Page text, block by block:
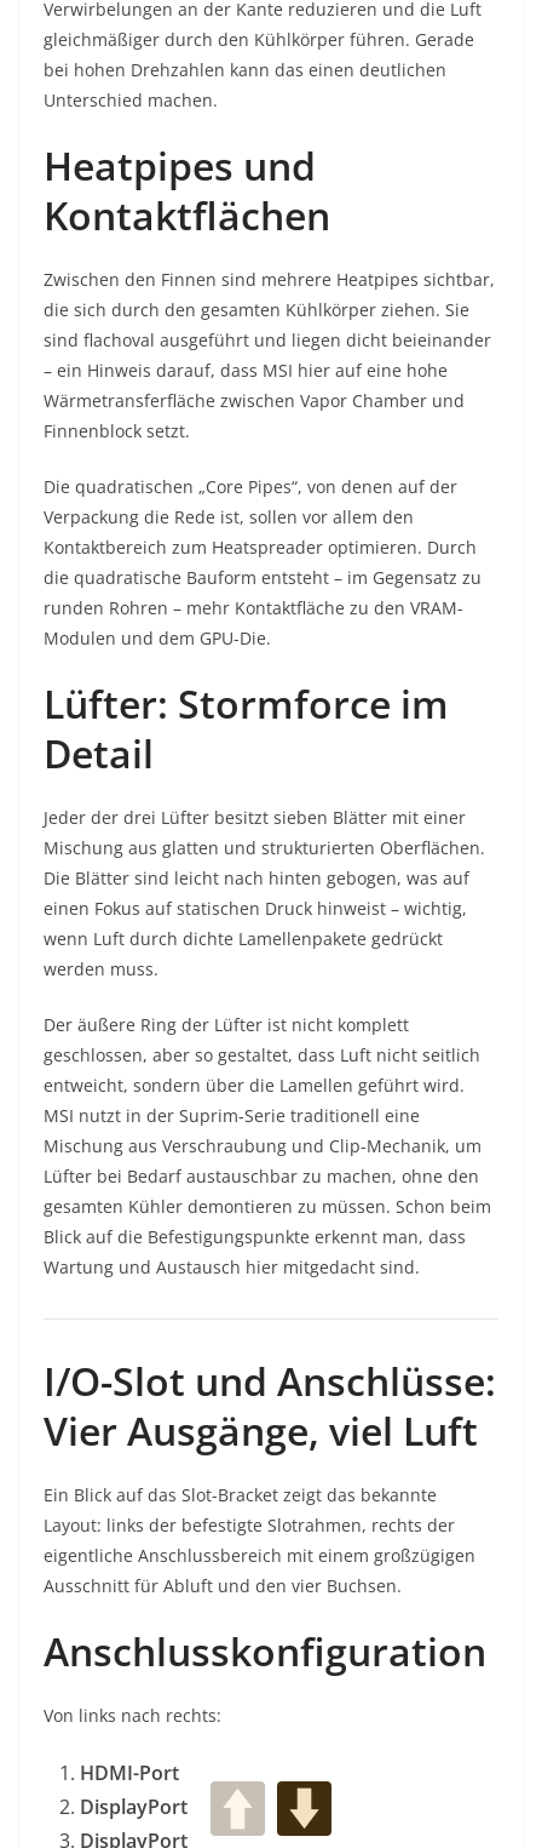
Verwirbelungen an der Kante reduzieren und die Luft
gleichmäßiger durch den Kühlkörper führen. Gerade
bei hohen Drehzahlen kann das einen deutlichen
Unterschied machen.
Heatpipes und
Kontaktflächen
Zwischen den Finnen sind mehrere Heatpipes sichtbar,
die sich durch den gesamten Kühlkörper ziehen. Sie
sind flachoval ausgeführt und liegen dicht beieinander
– ein Hinweis darauf, dass MSI hier auf eine hohe
Wärmetransferfläche zwischen Vapor Chamber und
Finnenblock setzt.
Die quadratischen „Core Pipes“, von denen auf der
Verpackung die Rede ist, sollen vor allem den
Kontaktbereich zum Heatspreader optimieren. Durch
die quadratische Bauform entsteht – im Gegensatz zu
runden Rohren – mehr Kontaktfläche zu den VRAM-
Modulen und dem GPU-Die.
Lüfter: Stormforce im
Detail
Jeder der drei Lüfter besitzt sieben Blätter mit einer
Mischung aus glatten und strukturierten Oberflächen.
Die Blätter sind leicht nach hinten gebogen, was auf
einen Fokus auf statischen Druck hinweist – wichtig,
wenn Luft durch dichte Lamellenpakete gedrückt
werden muss.
Der äußere Ring der Lüfter ist nicht komplett
geschlossen, aber so gestaltet, dass Luft nicht seitlich
entweicht, sondern über die Lamellen geführt wird.
MSI nutzt in der Suprim-Serie traditionell eine
Mischung aus Verschraubung und Clip-Mechanik, um
Lüfter bei Bedarf austauschbar zu machen, ohne den
gesamten Kühler demontieren zu müssen. Schon beim
Blick auf die Befestigungspunkte erkennt man, dass
Wartung und Austausch hier mitgedacht sind.
I/O-Slot und Anschlüsse:
Vier Ausgänge, viel Luft
Ein Blick auf das Slot-Bracket zeigt das bekannte
Layout: links der befestigte Slotrahmen, rechts der
eigentliche Anschlussbereich mit einem großzügigen
Ausschnitt für Abluft und den vier Buchsen.
Anschlusskonfiguration
Von links nach rechts:
HDMI-Port
DisplayPort
DisplayPort